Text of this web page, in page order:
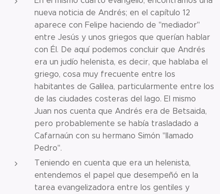
nueva noticia de Andrés; en el capítulo 12
aparece con Felipe haciendo de "mediador"
entre Jesús y unos griegos que querían hablar
con Él. De aquí podemos concluir que Andrés
era un judío helenista, es decir, que hablaba el
griego, cosa muy frecuente entre los
habitantes de Galilea, particularmente entre los
de las ciudades costeras del lago. El mismo
Juan nos cuenta que Andrés era de Betsaida,
pero probablemente se había trasladado a
Cafarnaún con su hermano Simón "llamado
Pedro".
Teniendo en cuenta que era un helenista,
entendemos el papel que desempeñó en la
tarea evangelizadora entre los gentiles y